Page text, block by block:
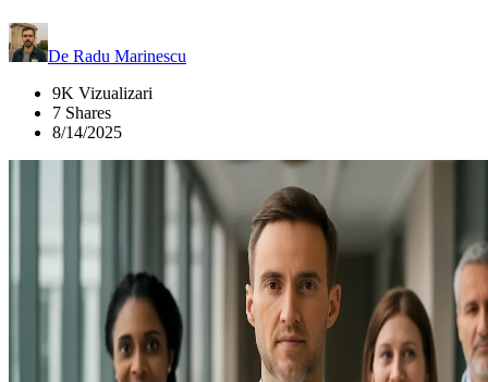
De Radu Marinescu
9K Vizualizari
7 Shares
8/14/2025